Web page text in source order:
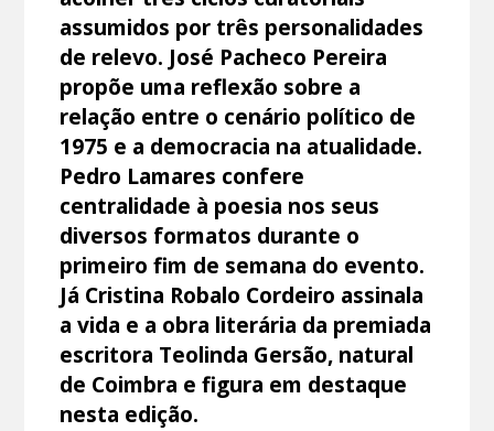
assumidos por três personalidades
de relevo. José Pacheco Pereira
propõe uma reflexão sobre a
relação entre o cenário político de
1975 e a democracia na atualidade.
Pedro Lamares confere
centralidade à poesia nos seus
diversos formatos durante o
primeiro fim de semana do evento.
Já Cristina Robalo Cordeiro assinala
a vida e a obra literária da premiada
escritora Teolinda Gersão, natural
de Coimbra e figura em destaque
nesta edição.